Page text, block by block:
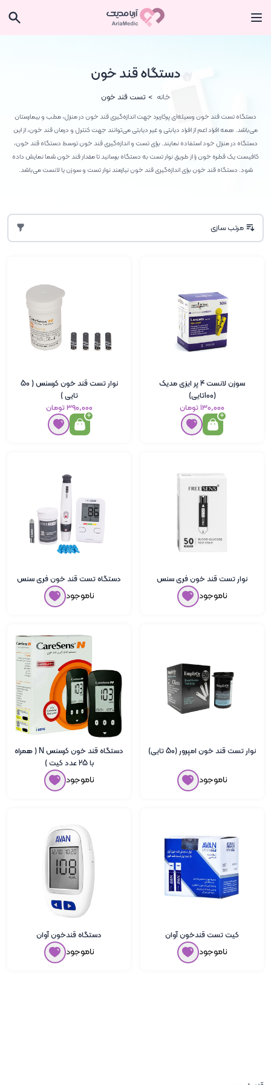
دستگاه قند خون
خانه تست قند خون
دستگاه تست قند خون وسیله‌ای پرکاربرد جهت اندازه‌گیری قند خون در منزل، مطب و بیمارستان
می‌باشد. همه افراد اعم از افراد دیابتی و غیر‌ دیابتی می‌توانند جهت کنترل و درمان قند خون، از این
دستگاه‌ در منزل خود استفاده نمایند. برای تست و اندازه‌گیری قند خون توسط دستگاه قند خون،
کافیست یک قطره خون را از طریق نوار تست به دستگاه برسانید تا مقدار قند خون شما نمایش داده
شود. دستگاه قند خون برای اندازه‌گیری قند خون نیازمند نوار تست و سوزن یا لانست می‌باشد.
مرتب سازی
سوزن لانست 4 پر ایزی مدیک
(100تایی)
۱۳۰٬۰۰۰ تومان
نوار تست قند خون کرسنس ( 50
تایی )
۳۹۰٬۰۰۰ تومان
نوار تست قند خون فری سنس
ناموجود
دستگاه تست قند خون فری سنس
ناموجود
نوار تست قند خون امپرور (50 تایی)
ناموجود
دستگاه قند خون کرسنس N ( همراه
با 25 عدد کیت )
ناموجود
کیت تست قندخون آوان
ناموجود
دستگاه قندخون آوان
ناموجود